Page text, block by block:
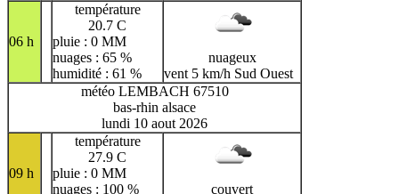
06 h
température
20.7 C
pluie : 0 MM
nuages : 65 %
humidité : 61 %
nuageux
vent 5 km/h Sud Ouest
météo LEMBACH 67510
bas-rhin alsace
lundi 10 aout 2026
09 h
température
27.9 C
pluie : 0 MM
nuages : 100 %
couvert